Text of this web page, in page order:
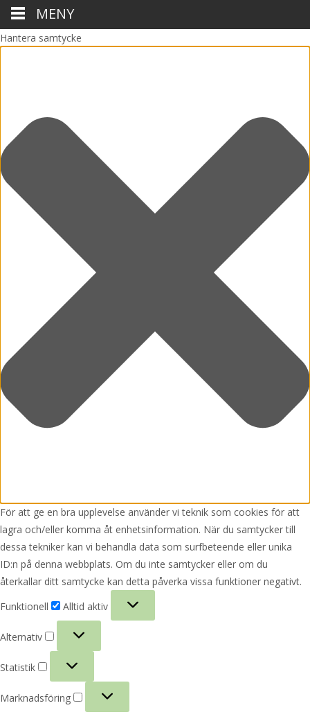
Hantera samtycke
För att ge en bra upplevelse använder vi teknik som cookies för att
lagra och/eller komma åt enhetsinformation. När du samtycker till
dessa tekniker kan vi behandla data som surfbeteende eller unika
ID:n på denna webbplats. Om du inte samtycker eller om du
återkallar ditt samtycke kan detta påverka vissa funktioner negativt.
Funktionell
Alltid aktiv
Alternativ
Statistik
Marknadsföring
MENY